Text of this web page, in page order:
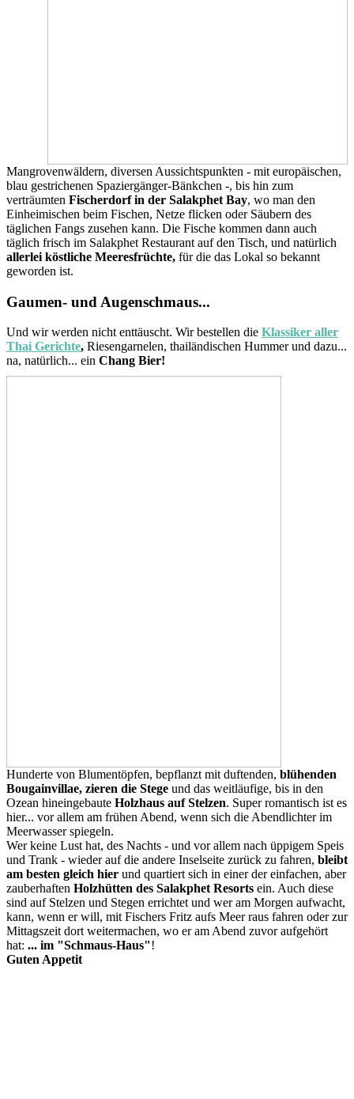
Mangrovenwäldern, diversen Aussichtspunkten - mit europäischen,
blau gestrichenen Spaziergänger-Bänkchen -, bis hin zum
verträumten Fischerdorf in der Salakphet Bay, wo man den
Einheimischen beim Fischen, Netze flicken oder Säubern des
täglichen Fangs zusehen kann. Die Fische kommen dann auch
täglich frisch im Salakphet Restaurant auf den Tisch, und natürlich
allerlei köstliche Meeresfrüchte, für die das Lokal so bekannt
geworden ist.
Gaumen- und Augenschmaus...
Und wir werden nicht enttäuscht. Wir bestellen die Klassiker aller
Thai Gerichte, Riesengarnelen, thailändischen Hummer und dazu...
na, natürlich... ein Chang Bier!
Hunderte von Blumentöpfen, bepflanzt mit duftenden, blühenden
Bougainvillae, zieren die Stege und das weitläufige, bis in den
Ozean hineingebaute Holzhaus auf Stelzen. Super romantisch ist es
hier... vor allem am frühen Abend, wenn sich die Abendlichter im
Meerwasser spiegeln.
Wer keine Lust hat, des Nachts - und vor allem nach üppigem Speis
und Trank - wieder auf die andere Inselseite zurück zu fahren, bleibt
am besten gleich hier und quartiert sich in einer der einfachen, aber
zauberhaften Holzhütten des Salakphet Resorts ein. Auch diese
sind auf Stelzen und Stegen errichtet und wer am Morgen aufwacht,
kann, wenn er will, mit Fischers Fritz aufs Meer raus fahren oder zur
Mittagszeit dort weitermachen, wo er am Abend zuvor aufgehört
hat: ... im "Schmaus-Haus"!
Guten Appetit